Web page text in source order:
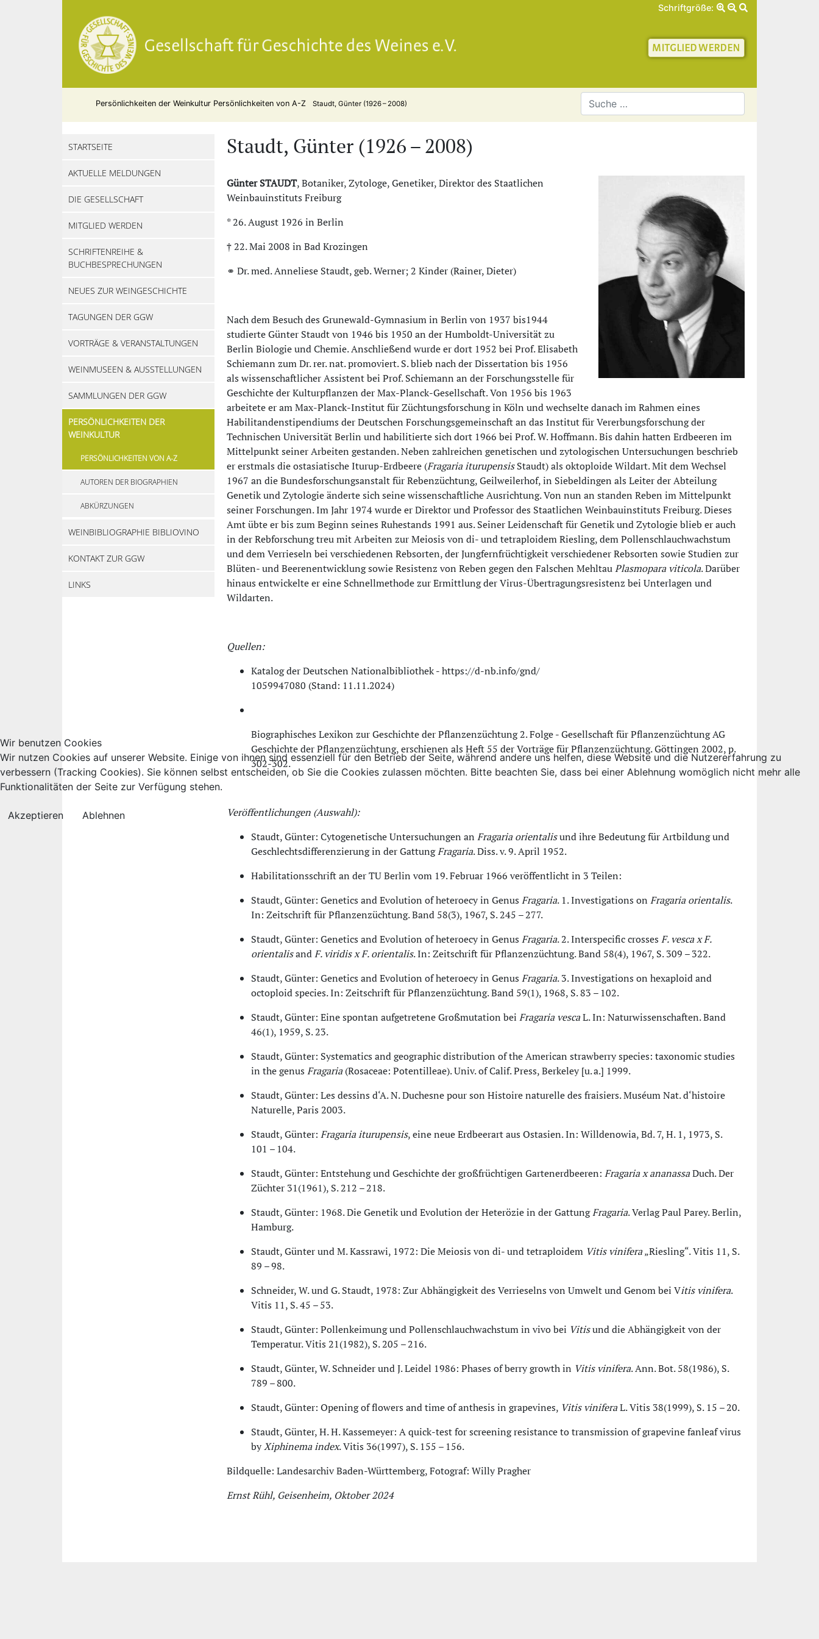
Schriftgröße:
Gesellschaft für Geschichte
Persönlichkeiten der Weinkultur Persönlichkeiten von A-Z Staudt, Günter (1926 – 2008)
STARTSEITE
AKTUELLE MELDUNGEN
DIE GESELLSCHAFT
MITGLIED WERDEN
SCHRIFTENREIHE &
BUCHBESPRECHUNGEN
NEUES ZUR WEINGESCHICHTE
TAGUNGEN DER GGW
VORTRÄGE & VERANSTALTUNGEN
WEINMUSEEN & AUSSTELLUNGEN
SAMMLUNGEN DER GGW
PERSÖNLICHKEITEN DER
WEINKULTUR
PERSÖNLICHKEITEN VON A-Z
AUTOREN DER BIOGRAPHIEN
ABKÜRZUNGEN
WEINBIBLIOGRAPHIE BIBLIOVINO
KONTAKT ZUR GGW
LINKS
Staudt, Günter (1926 – 2008)
Günter STAUDT, Botaniker, Zytologe, Genetiker, Direktor des Staatlichen
Weinbauinstituts Freiburg
* 26. August 1926 in Berlin
† 22. Mai 2008 in Bad Krozingen
⚭ Dr. med. Anneliese Staudt, geb. Werner; 2 Kinder (Rainer, Dieter)
Nach dem Besuch des Grunewald-Gymnasium in Berlin von 1937 bis1944
studierte Günter Staudt von 1946 bis 1950 an der Humboldt-Universität zu
Berlin Biologie und Chemie. Anschließend wurde er dort 1952 bei Prof. Elisabeth
Schiemann zum Dr. rer. nat. promoviert. S. blieb nach der Dissertation bis 1956
als wissenschaftlicher Assistent bei Prof. Schiemann an der Forschungsstelle für
Geschichte der Kulturpflanzen der Max-Planck-Gesellschaft. Von 1956 bis 1963
arbeitete er am Max-Planck-Institut für Züchtungsforschung in Köln und wechselte danach im Rahmen eines
Habilitandenstipendiums der Deutschen Forschungsgemeinschaft an das Institut für Vererbungsforschung der
Technischen Universität Berlin und habilitierte sich dort 1966 bei Prof. W. Hoffmann. Bis dahin hatten Erdbeeren im
Mittelpunkt seiner Arbeiten gestanden. Neben zahlreichen genetischen und zytologischen Untersuchungen beschrieb
er erstmals die ostasiatische Iturup-Erdbeere (Fragaria iturupensisStaudt)als oktoploide Wildart. Mit dem Wechsel
1967 an die Bundesforschungsanstalt für Rebenzüchtung, Geilweilerhof, in Siebeldingen als Leiter der Abteilung
Genetik und Zytologie änderte sich seine wissenschaftliche Ausrichtung. Von nun an standen Reben im Mittelpunkt
seiner Forschungen. Im Jahr 1974 wurde er Direktor und Professor des Staatlichen Weinbauinstituts Freiburg. Dieses
Amt übte er bis zum Beginn seines Ruhestands 1991 aus. Seiner Leidenschaft für Genetik und Zytologie blieb er auch
in der Rebforschung treu mit Arbeiten zur Meiosis von di- und tetraploidem Riesling, dem Pollenschlauchwachstum
und dem Verrieseln bei verschiedenen Rebsorten, der Jungfernfrüchtigkeit verschiedener Rebsorten sowie Studien zur
Blüten- und Beerenentwicklung sowie Resistenz von Reben gegen den Falschen MehltauPlasmopara viticola. Darüber
hinaus entwickelte er eine Schnellmethode zur Ermittlung der Virus-Übertragungsresistenz bei Unterlagen und
Wildarten.
Quellen:
Katalog der Deutschen Nationalbibliothek - https://d-nb.info/gnd/
1059947080 (Stand: 11.11.2024)
Biographisches Lexikon zur Geschichte der Pflanzenzüchtung 2. Folge - Gesellschaft für Pflanzenzüchtung AG
Geschichte der Pflanzenzüchtung, erschienen als Heft 55 der Vorträge für Pflanzenzüchtung. Göttingen 2002, p.
302-302.
Veröffentlichungen (Auswahl):
Staudt, Günter: Cytogenetische Untersuchungen an Fragaria orientalisund ihre Bedeutung für Artbildung und
Geschlechtsdifferenzierung in der GattungFragaria. Diss. v. 9. April 1952.
Habilitationsschrift an der TU Berlin vom 19. Februar 1966 veröffentlicht in 3 Teilen:
Staudt, Günter: Genetics and Evolution of heteroecy in Genus Fragaria. 1. Investigations on Fragaria orientalis.
In: Zeitschrift für Pflanzenzüchtung. Band 58(3), 1967, S. 245 – 277.
Staudt, Günter: Genetics and Evolution of heteroecy in Genus Fragaria. 2. Interspecific crosses F. vesca x F.
orientalisandF. viridis x F. orientalis. In: Zeitschrift für Pflanzenzüchtung. Band 58(4), 1967, S. 309 – 322.
Staudt, Günter: Genetics and Evolution of heteroecy in Genus Fragaria. 3. Investigations on hexaploid and
octoploid species. In: Zeitschrift für Pflanzenzüchtung. Band 59(1), 1968, S. 83 – 102.
Staudt, Günter: Eine spontan aufgetretene Großmutation bei Fragaria vescaL. In: Naturwissenschaften. Band
46(1), 1959, S. 23.
Staudt, Günter: Systematics and geographic distribution of the American strawberry species: taxonomic studies
in the genus Fragaria(Rosaceae: Potentilleae). Univ. of Calif. Press, Berkeley [u. a.] 1999.
Staudt, Günter: Les dessins d‘A. N. Duchesne pour son Histoire naturelle des fraisiers. Muséum Nat. d‘histoire
Naturelle, Paris 2003.
Staudt, Günter: Fragaria iturupensis, eine neue Erdbeerart aus Ostasien. In: Willdenowia, Bd. 7, H. 1, 1973, S.
101 – 104.
Staudt, Günter: Entstehung und Geschichte der großfrüchtigen Gartenerdbeeren: Fragaria x ananassaDuch. Der
Züchter 31(1961), S. 212 – 218.
Staudt, Günter: 1968. Die Genetik und Evolution der Heterözie in der GattungFragaria. Verlag Paul Parey. Berlin,
Hamburg.
Staudt, Günter und M. Kassrawi, 1972: Die Meiosis von di- und tetraploidem Vitis vinifera„Riesling“. Vitis 11, S.
89 – 98.
Schneider, W. und G. Staudt, 1978: Zur Abhängigkeit des Verrieselns von Umwelt und Genom bei Vitis vinifera.
Vitis 11, S. 45 – 53.
Staudt, Günter: Pollenkeimung und Pollenschlauchwachstum in vivo bei Vitisund die Abhängigkeit von der
Temperatur. Vitis 21(1982), S. 205 – 216.
Staudt, Günter, W. Schneider und J. Leidel 1986: Phases of berry growth in Vitis vinifera. Ann. Bot. 58(1986), S.
789 – 800.
Staudt, Günter: Opening of flowers and time of anthesis in grapevines, Vitis viniferaL. Vitis 38(1999), S. 15 – 20.
Staudt, Günter, H. H. Kassemeyer: A quick-test for screening resistance to transmission of grapevine fanleaf virus
byXiphinema index. Vitis 36(1997), S. 155 – 156.
Bildquelle: Landesarchiv Baden-Württemberg, Fotograf: Willy Pragher
Ernst Rühl, Geisenheim, Oktober 2024
Wir benutzen Cookies
Wir nutzen Cookies auf unserer Website. Einige von ihnen sind essenziell für den Betrieb der Seite, während andere uns helfen, diese Website und die Nutzererfahrung zu
verbessern (Tracking Cookies). Sie können selbst entscheiden, ob Sie die Cookies zulassen möchten. Bitte beachten Sie, dass bei einer Ablehnung womöglich nicht mehr alle
Funktionalitäten der Seite zur Verfügung stehen.
Akzeptieren Ablehnen